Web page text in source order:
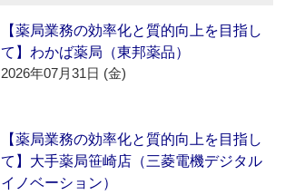
【薬局業務の効率化と質的向上を目指し
て】わかば薬局（東邦薬品）
2026年07月31日 (金)
【薬局業務の効率化と質的向上を目指し
て】大手薬局笹崎店（三菱電機デジタル
イノベーション）